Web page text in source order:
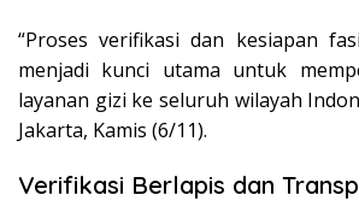
“Proses verifikasi dan kesiapan
menjadi kunci utama untuk
layanan gizi ke seluruh wilayah
Jakarta, Kamis (6/11).
Verifikasi Berlapis dan